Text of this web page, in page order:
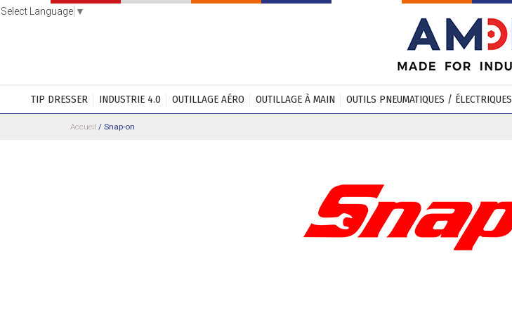
Select Language ▼
TIP DRESSER INDUSTRIE 4.0 OUTILLAGE AÉRO OUTILLAGE À MAIN OUTILS PNEUMATIQUES / ÉLECTRIQUES
Accueil / Snap-on